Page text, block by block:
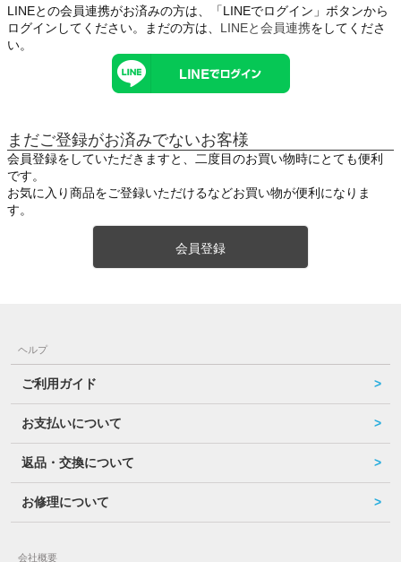
LINEとの会員連携がお済みの方は、「LINEでログイン」ボタンから
ログインしてください。まだの方は、 LINEと会員連携をしてくださ
い。
まだご登録がお済みでないお客様
会員登録をしていただきますと、二度目のお買い物時にとても便利
です。
お気に入り商品をご登録いただけるなどお買い物が便利になりま
す。
会員登録
ヘルプ
ご利用ガイド
お支払いについて
返品・交換について
お修理について
会社概要